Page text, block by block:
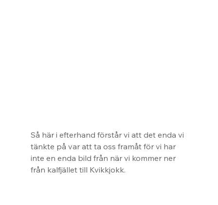
Så här i efterhand förstår vi att det enda vi
tänkte på var att ta oss framåt för vi har
inte en enda bild från när vi kommer ner
från kalfjället till Kvikkjokk.